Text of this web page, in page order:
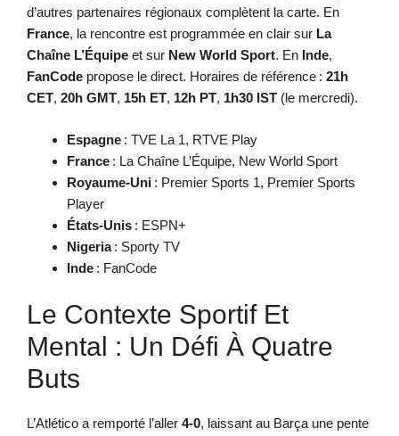
d’autres partenaires régionaux complètent la carte. En
France, la rencontre est programmée en clair sur La
Chaîne L’Équipe et sur New World Sport. En Inde,
FanCode propose le direct. Horaires de référence : 21h
CET, 20h GMT, 15h ET, 12h PT, 1h30 IST (le mercredi).
Espagne : TVE La 1, RTVE Play
France : La Chaîne L’Équipe, New World Sport
Royaume-Uni : Premier Sports 1, Premier Sports
Player
États-Unis : ESPN+
Nigeria: Sporty TV
Inde : FanCode
Le Contexte Sportif Et
Mental : Un Défi À Quatre
Buts
L’Atlético a remporté l’aller 4-0, laissant au Barça une pente